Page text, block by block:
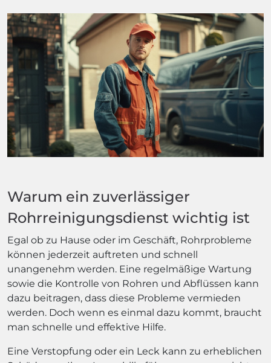
Warum ein zuverlässiger
Rohrreinigungsdienst wichtig ist
Egal ob zu Hause oder im Geschäft, Rohrprobleme
können jederzeit auftreten und schnell
unangenehm werden. Eine regelmäßige Wartung
sowie die Kontrolle von Rohren und Abflüssen kann
dazu beitragen, dass diese Probleme vermieden
werden. Doch wenn es einmal dazu kommt, braucht
man schnelle und effektive Hilfe.
Eine Verstopfung oder ein Leck kann zu erheblichen